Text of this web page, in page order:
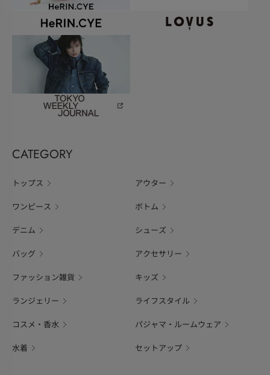
CATEGORY
トップス アウター
ワンピース ボトム
デニム シューズ
バッグ アクセサリー
ファッション雑貨 キッズ
ランジェリー ライフスタイル
コスメ・香水 パジャマ・ルームウェア
水着 セットアップ